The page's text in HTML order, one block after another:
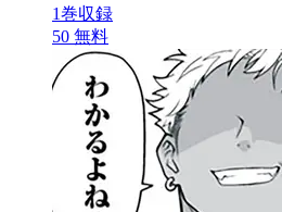
1巻収録
50 無料